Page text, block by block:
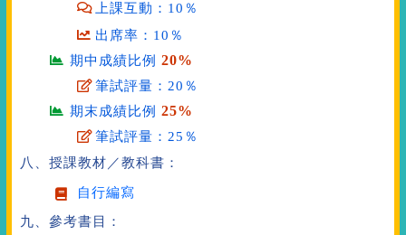
上課互動：10％
出席率：10％
期中成績比例20%
筆試評量：20％
期末成績比例25%
筆試評量：25％
八、授課教材／教科書：
自行編寫
九、參考書目：